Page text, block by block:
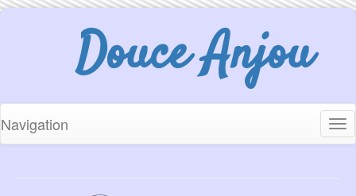
Douce Anjou
Navigation